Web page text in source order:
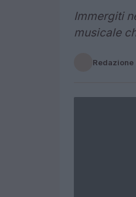
Immergiti
musicale
Redazione